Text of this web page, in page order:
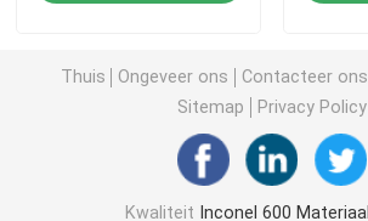
Hastelloy B3
Thuis Ongeveer ons Contacteer ons
Sitemap
Privacy Policy
Kwaliteit Inconel 600 Materiaal